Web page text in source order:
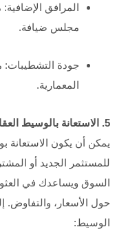
المرافق
مجلس ضيافة.
جودة التشطيبات:
المعمارية.
5. الاستعانة بالوسيط العقاري
يمكن أن يكون
للمستثمر الجديد أو
السوق ويساعدك في
حول الأسعار، والتفاوض.
الوسيط: